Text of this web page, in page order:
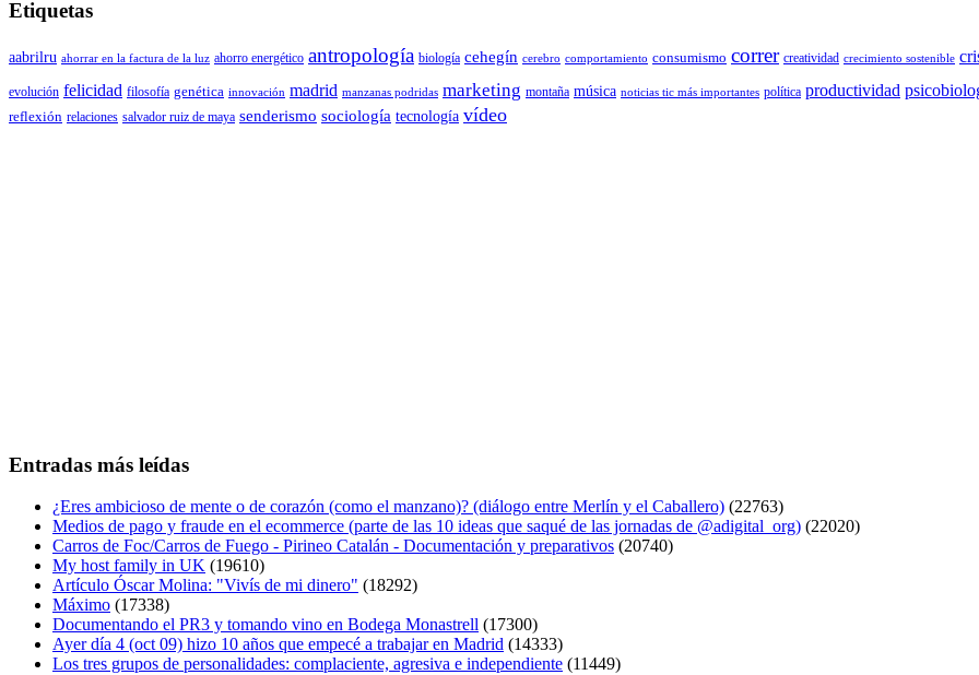
Etiquetas
aabrilru ahorrar en la factura de la luz ahorro energético antropología biología cehegín cerebro comportamiento consumismo correr creatividad crecimiento sostenible
evolución felicidad filosofía genética innovación madrid manzanas podridas marketing montaña música noticias tic más importantes política productividad
reflexión relaciones salvador ruiz de maya senderismo sociología tecnología vídeo
Entradas más leídas
¿Eres ambicioso de mente o de corazón (como el manzano)? (diálogo entre Merlín y el Caballero) (22763)
Medios de pago y fraude en el ecommerce (parte de las 10 ideas que saqué de las jornadas de @adigital_org) (22020)
Carros de Foc/Carros de Fuego - Pirineo Catalán - Documentación y preparativos (20740)
My host family in UK (19610)
Artículo Óscar Molina: "Vivís de mi dinero" (18292)
Máximo (17338)
Documentando el PR3 y tomando vino en Bodega Monastrell (17300)
Ayer día 4 (oct 09) hizo 10 años que empecé a trabajar en Madrid (14333)
Los tres grupos de personalidades: complaciente, agresiva e independiente (11449)